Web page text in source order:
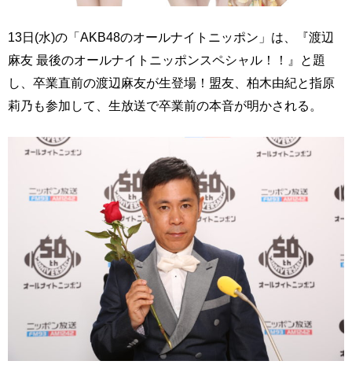
13日(水)の「AKB48のオールナイトニッポン」は、『渡辺
麻友 最後のオールナイトニッポンスペシャル！！』と題
し、卒業直前の渡辺麻友が生登場！盟友、柏木由紀と指原
莉乃も参加して、生放送で卒業前の本音が明かされる。